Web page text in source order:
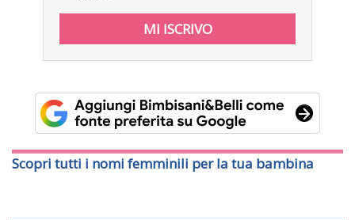
Scopri tutti i nomi femminili per la tua bambina